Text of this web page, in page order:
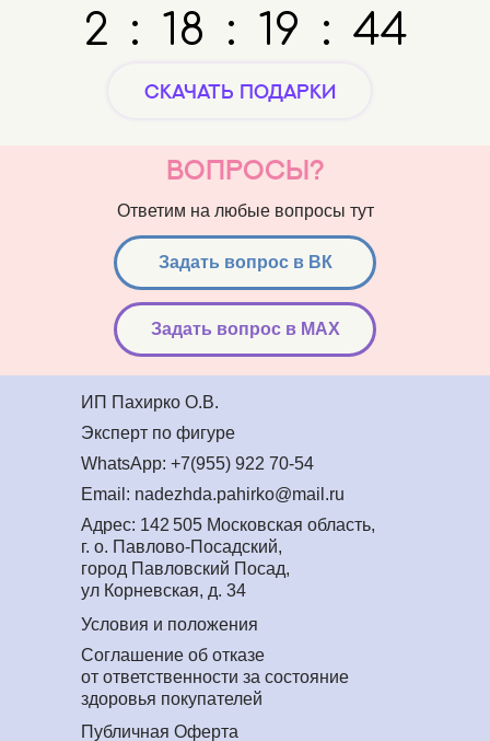
2 : 18 : 19 : 44
скачать подарки
вопросы?
Ответим на любые вопросы тут
Задать вопрос в ВК
Задать вопрос в MAX
Условия и положения
ИП Пахирко О.В.
Эксперт по фигуре
WhatsApp: +7(955) 922 70-54
Email: nadezhda.pahirko@mail.ru
Адрес: 142 505 Московская область,
г. о. Павлово-Посадский,
город Павловский Посад,
ул Корневская, д. 34
Соглашение об отказе
от ответственности за состояние
здоровья покупателей
Публичная Оферта